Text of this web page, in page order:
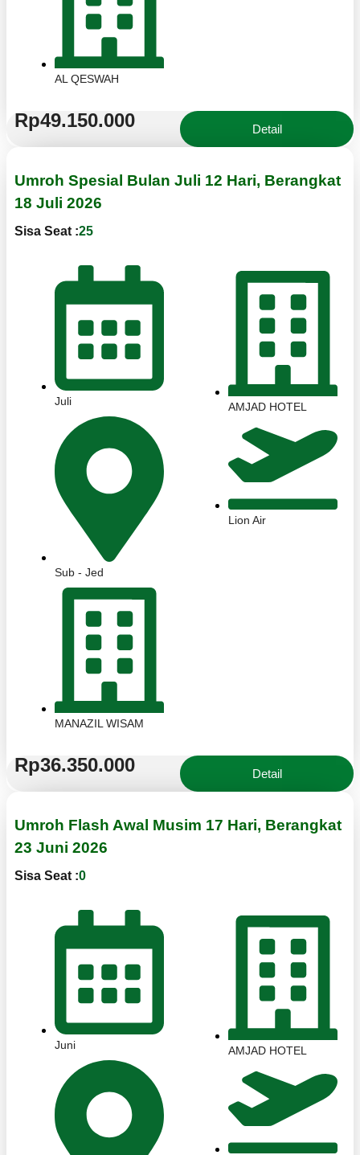
AL QESWAH
Rp49.150.000 Detail
Umroh Spesial Bulan Juli 12 Hari, Berangkat
18 Juli 2026
Sisa Seat :25
Juli
Sub - Jed
MANAZIL WISAM
AMJAD HOTEL
Lion Air
Rp36.350.000 Detail
Umroh Flash Awal Musim 17 Hari, Berangkat
23 Juni 2026
Sisa Seat :0
Juni AMJAD HOTEL